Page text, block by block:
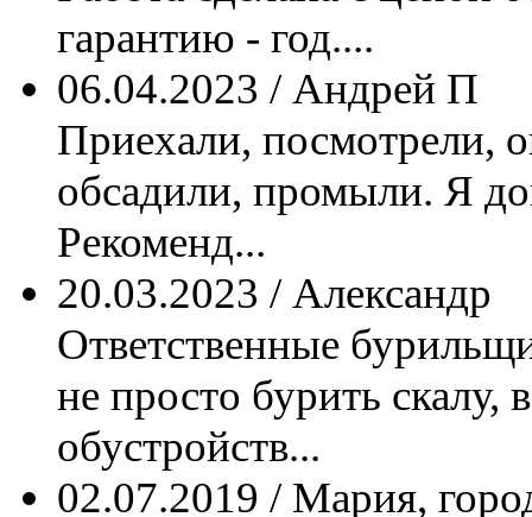
гарантию - год....
06.04.2023 / Андрей П
Приехали, посмотрели,
обсадили, промыли. Я
Рекоменд...
20.03.2023 / Александр
Ответственные
не просто бурить скалу,
обустройств...
02.07.2019 / Мария,